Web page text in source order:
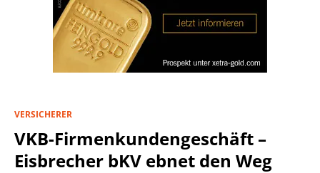
VERSICHERER
VKB-Firmenkundengeschäft –
Eisbrecher bKV ebnet den Weg